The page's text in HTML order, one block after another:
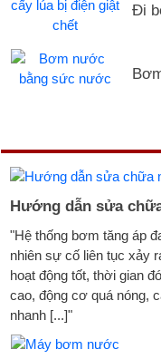
Đi
Hướng dẫn sửa
"Hệ thống bơm tăng áp
nhiên sự cố liên tục xảy
hoạt động tốt, thời gian
cao, động cơ quá nóng,
nhanh [...]"